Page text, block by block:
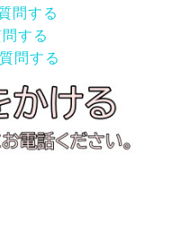
問する
する
問する